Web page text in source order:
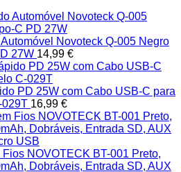
Novoteck Q-005 Negro
27W 14,99 €
PD 25W com Cabo USB-C para
029T 16,99 €
NOVOTECK BT-001 Preto,
Dobráveis, Entrada SD, AUX